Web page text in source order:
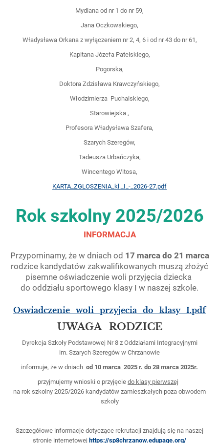
Mydlana od nr 1 do nr 59,
Jana Oczkowskiego,
Władysława Orkana z wyłączeniem nr 2, 4, 6 i od nr 43 do nr 61,
Kapitana Józefa Patelskiego,
Pogorska,
Doktora Zdzisława Krawczyńskiego,
Włodzimierza Puchalskiego,
Starowiejska ,
Profesora Władysława Szafera,
Szarych Szeregów,
Tadeusza Urbańczyka,
Wincentego Witosa,
KARTA_ZGLOSZENIA_kl._I_-_2026-27.pdf
Rok szkolny 2025/2026
INFORMACJA
Przypominamy, że w dniach od 17 marca do 21 marca
rodzice kandydatów zakwalifikowanych muszą złożyć
pisemne oświadczenie woli przyjęcia dziecka
do oddziału sportowego klasy I w naszej szkole.
Oswiadczenie_woli_przyjecia_do_klasy_I.pdf
UWAGA RODZICE
Dyrekcja Szkoły Podstawowej Nr 8 z Oddziałami Integracyjnymi
im. Szarych Szeregów w Chrzanowie
informuje, że w dniach od 10 marca 2025 r. do 28 marca 2025r.
przyjmujemy wnioski o przyjęcie do klasy pierwszej
na rok szkolny 2025/2026 kandydatów zamieszkałych poza obwodem
szkoły
Szczegółowe informacje dotyczące rekrutacji znajdują się na naszej
stronie internetowej https://sp8chrzanow.edupage.org/